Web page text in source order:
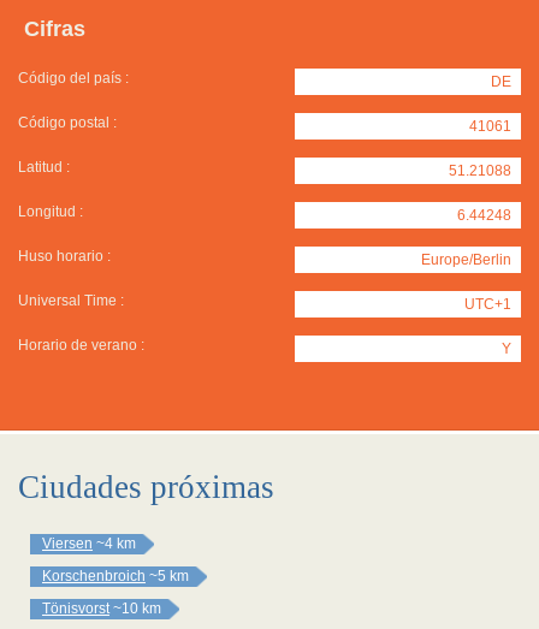
Cifras
Código del país : DE
Código postal : 41061
Latitud : 51.21088
Longitud : 6.44248
Huso horario : Europe/Berlin
Universal Time : UTC+1
Horario de verano : Y
Ciudades próximas
Viersen ~4 km
Korschenbroich ~5 km
Tönisvorst ~10 km